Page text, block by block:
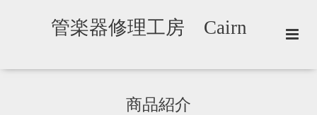
管楽器修理工房 Cairn
商品紹介